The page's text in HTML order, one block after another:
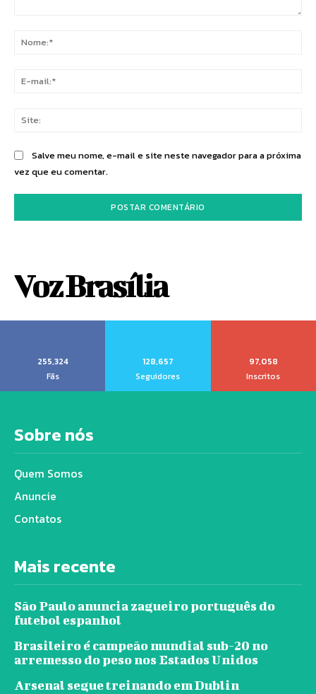
Salve meu nome, e-mail e site neste navegador para a próxima
vez que eu comentar.
Voz Brasília
255,324
Fãs
128,657
Seguidores
97,058
Inscritos
Sobre nós
Quem Somos
Anuncie
Contatos
Mais recente
São Paulo anuncia zagueiro português do
futebol espanhol
Brasileiro é campeão mundial sub-20 no
arremesso do peso nos Estados Unidos
Arsenal segue treinando em Dublin